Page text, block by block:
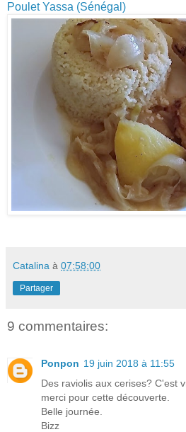
Poulet Yassa (Sénégal)
Catalina à 07:58:00
Partager
9 commentaires:
Ponpon 19 juin 2018 à 11:55
Des raviolis aux cerises? C'est
merci pour cette découverte.
Belle journée.
Bizz